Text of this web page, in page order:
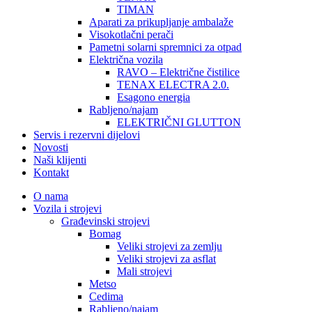
TIMAN
Aparati za prikupljanje ambalaže
Visokotlačni perači
Pametni solarni spremnici za otpad
Električna vozila
RAVO – Električne čistilice
TENAX ELECTRA 2.0.
Esagono energia
Rabljeno/najam
ELEKTRIČNI GLUTTON
Servis i rezervni dijelovi
Novosti
Naši klijenti
Kontakt
O nama
Vozila i strojevi
Građevinski strojevi
Bomag
Veliki strojevi za zemlju
Veliki strojevi za asflat
Mali strojevi
Metso
Cedima
Rabljeno/najam